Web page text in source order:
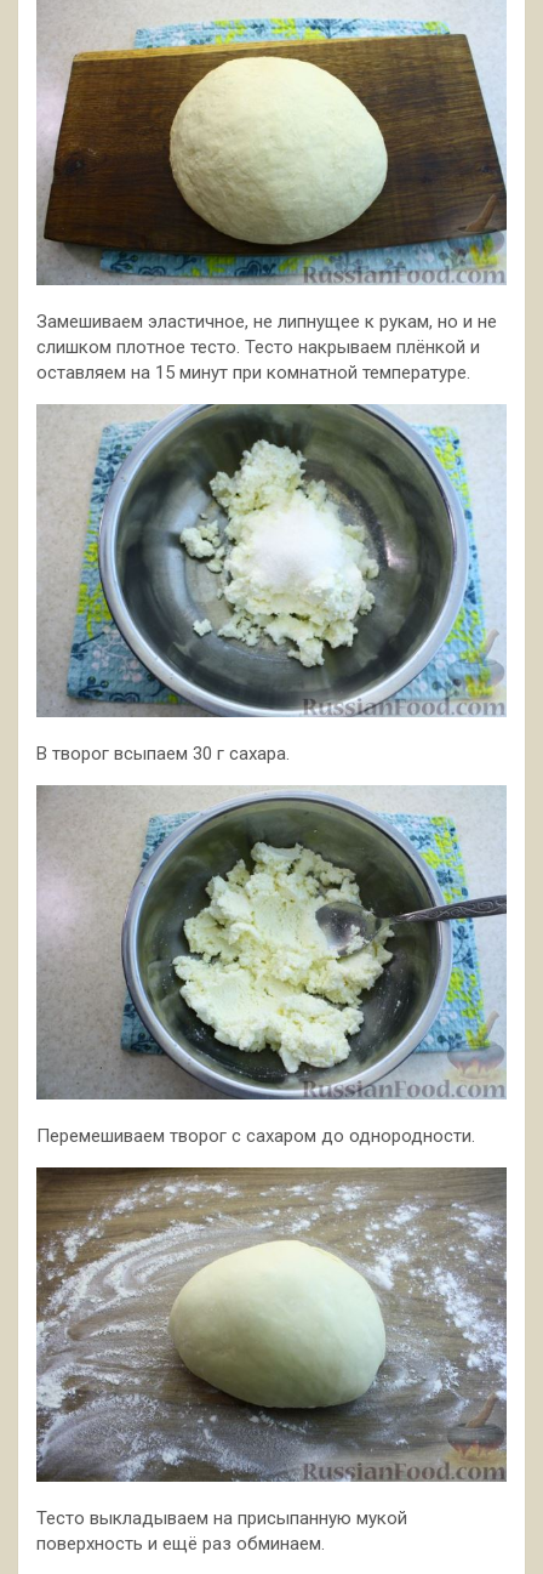
Замешиваем эластичное, не липнущее к рукам, но и не
слишком плотное тесто. Тесто накрываем плёнкой и
оставляем на 15 минут при комнатной температуре.
В творог всыпаем 30 г сахара.
Перемешиваем творог с сахаром до однородности.
Тесто выкладываем на присыпанную мукой
поверхность и ещё раз обминаем.